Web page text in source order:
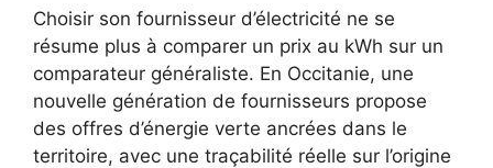
Choisir son fournisseur d’électricité ne se
résume plus à comparer un prix au kWh sur un
comparateur généraliste. En Occitanie, une
nouvelle génération de fournisseurs propose
des offres d’énergie verte ancrées dans le
territoire, avec une traçabilité réelle sur l’origine